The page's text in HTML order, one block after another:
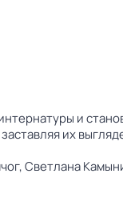
и
их
Светлана